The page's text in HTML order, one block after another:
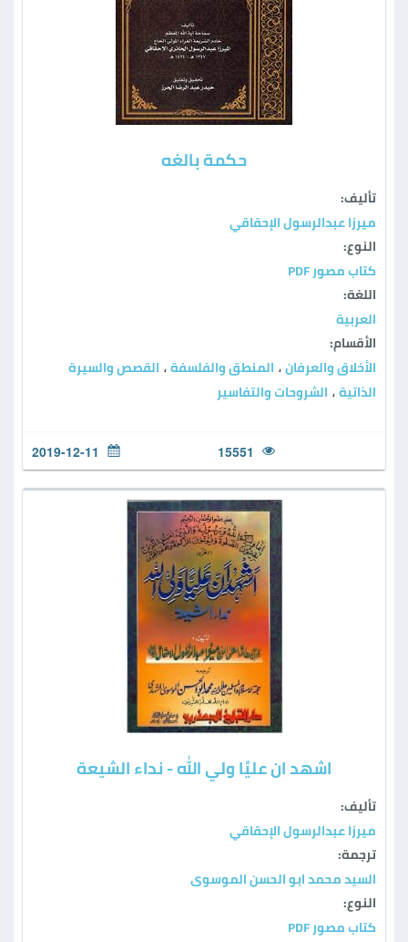
حكمة بالغه
تأليف:
ميرزا عبدالرسول الإحقاقي
النوع:
كتاب مصور PDF
اللغة:
العربية
الأقسام:
الأخلاق والعرفان ، المنطق والفلسفة ، القصص والسيرة
الذاتية ، الشروحات والتفاسير
15551
2019-12-11
اشهد ان عليًا ولي الله - نداء الشيعة
تأليف:
ميرزا عبدالرسول الإحقاقي
ترجمة:
السید محمد ابو الحسن الموسوی
النوع:
كتاب مصور PDF